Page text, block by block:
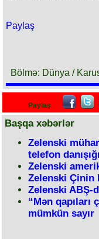
Paylaş
Bölmə: Dünya /
Paylaş
Başqa xəbərlər
Zelenski
telefon
Zelenski
Zelenski Çinin
Zelenski ABŞ-
“Mən qapıları
mümkün sayır